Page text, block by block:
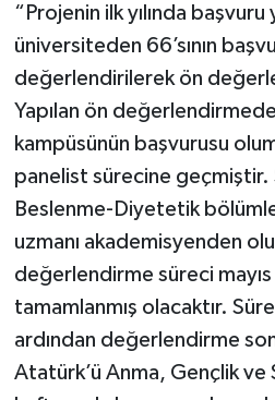
“Projenin ilk yılında başvuru
üniversiteden 66’sının
değerlendirilerek ön
Yapılan ön
kampüsünün başvurusu
panelist sürecine geçmiştir.
Beslenme-Diyetetik
uzmanı akademisyenden
değerlendirme süreci mayıs
tamamlanmış olacaktır.
ardından değerlendirme
Atatürk’ü Anma, Gençlik ve